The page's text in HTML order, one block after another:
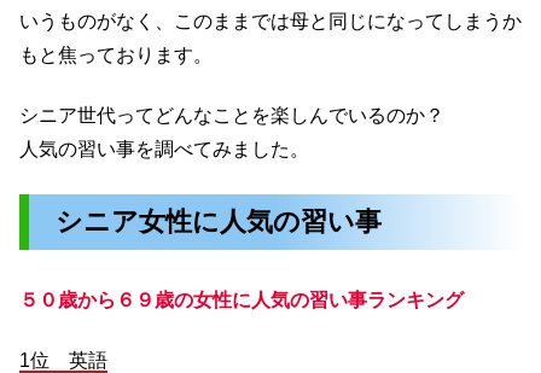
いうものがなく、このままでは母と同じになってしまうか
もと焦っております。
シニア世代ってどんなことを楽しんでいるのか？
人気の習い事を調べてみました。
シニア女性に人気の習い事
５０歳から６９歳の女性に人気の習い事ランキング
1位 英語